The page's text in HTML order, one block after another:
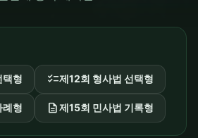
택형 checklist제12회 형사법 선택형
례형 description제15회 민사법 기록형